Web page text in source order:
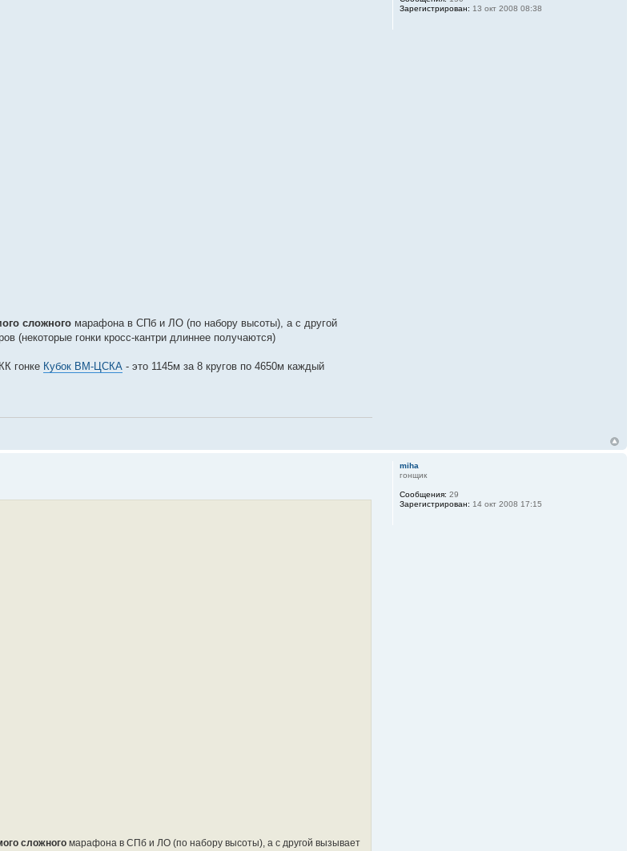
сложного марафона в СПб и ЛО (по набору высоты), а с другой
(некоторые гонки кросс-кантри длиннее получаются)
гонке Кубок ВМ-ЦСКА - это 1145м за 8 кругов по 4650м каждый
Зарегистрирован: 13 окт 2008 08:38
сложного марафона в СПб и ЛО (по набору высоты), а с другой вызывает
miha
гонщик
Сообщения: 29
Зарегистрирован: 14 окт 2008 17:15